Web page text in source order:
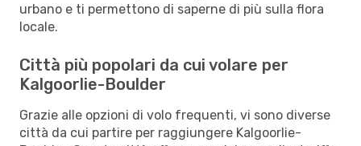
urbano e ti permettono di saperne di più sulla flora
locale.
Città più popolari da cui volare per
Kalgoorlie-Boulder
Grazie alle opzioni di volo frequenti, vi sono diverse
città da cui partire per raggiungere Kalgoorlie-